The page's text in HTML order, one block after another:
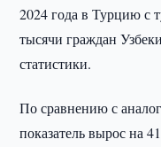
2024 года в Турцию с
тысячи граждан
статистики.
По сравнению с
показатель вырос на